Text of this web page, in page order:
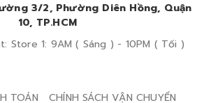
3/2, Phường Diên Hồng, Quận
10, TP.HCM
Store 1: 9AM ( Sáng ) - 10PM ( Tối )
TOÁN CHÍNH SÁCH VẬN CHUYỂN